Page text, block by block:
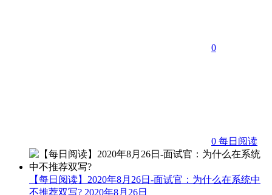
0
0 每日阅读
【每日阅读】2020年8月26日-面试官：为什么在系统中
不推荐双写? 2020年8月26日